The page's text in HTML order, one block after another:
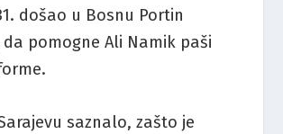
došao u Bosnu Portin
da pomogne Ali Namik paši
saznalo, zašto je